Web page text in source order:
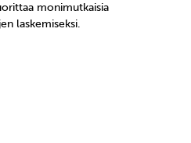
monimutkaisia
laskemiseksi.